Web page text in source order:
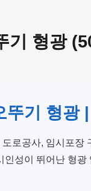
기 형광
뚜기 형광
도로공사, 임시포장
인성이 뛰어난 형